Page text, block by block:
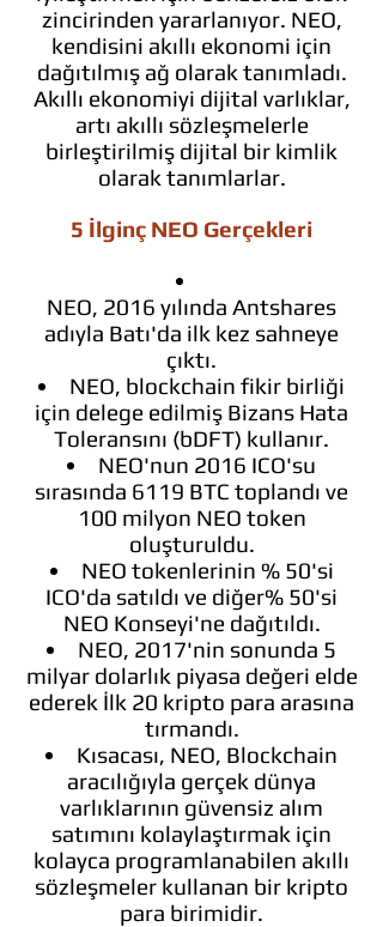
zincirinden yararlanıyor. NEO,
kendisini akıllı ekonomi için
dağıtılmış ağ olarak tanımladı.
Akıllı ekonomiyi dijital varlıklar,
artı akıllı sözleşmelerle
birleştirilmiş dijital bir kimlik
olarak tanımlarlar.
5 İlginç NEO Gerçekleri
NEO, 2016 yılında Antshares
adıyla Batı'da ilk kez sahneye
çıktı.
NEO, blockchain fikir birliği
için delege edilmiş Bizans Hata
Toleransını (bDFT) kullanır.
NEO'nun 2016 ICO'su
sırasında 6119 BTC toplandı ve
100 milyon NEO token
oluşturuldu.
NEO tokenlerinin % 50'si
ICO'da satıldı ve diğer% 50'si
NEO Konseyi'ne dağıtıldı.
NEO, 2017'nin sonunda 5
milyar dolarlık piyasa değeri elde
ederek İlk 20 kripto para arasına
tırmandı.
Kısacası, NEO, Blockchain
aracılığıyla gerçek dünya
varlıklarının güvensiz alım
satımını kolaylaştırmak için
kolayca programlanabilen akıllı
sözleşmeler kullanan bir kripto
para birimidir.